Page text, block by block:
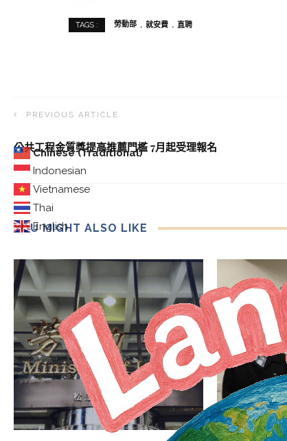
Chinese (Traditional)
Indonesian
Vietnamese
Thai
English
TAGS : 勞動部 就安費 直聘
PREVIOUS ARTICLE
公共工程金質獎提高推薦門檻 7月起受理報名
YOU MIGHT ALSO LIKE